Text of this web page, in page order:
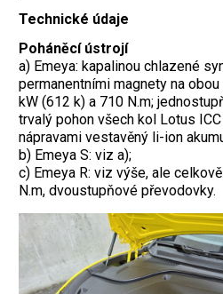
Technické údaje
Poháněcí ústrojí
a) Emeya: kapalinou chlazené
permanentními magnety na
kW (612 k) a 710 N.m;
trvalý pohon všech kol Lotus
nápravami vestavěný li-ion
b) Emeya S: viz a);
c) Emeya R: viz výše, ale
N.m, dvoustupňové převodovky.